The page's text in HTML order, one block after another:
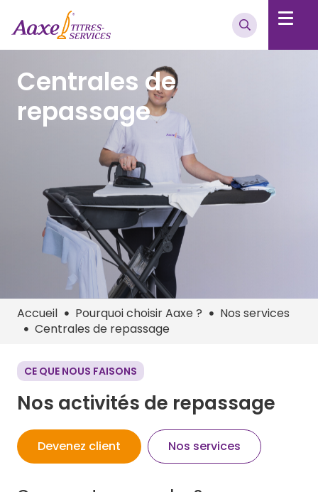
Centrales de
repassage
Accueil Pourquoi choisir Aaxe ?
Nos services
Centrales de repassage
CE QUE NOUS FAISONS
Nos activités de repassage
Devenez client Nos services